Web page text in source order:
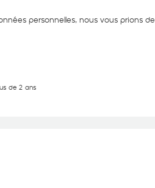
personnelles, nous vous prions de
de 2 ans